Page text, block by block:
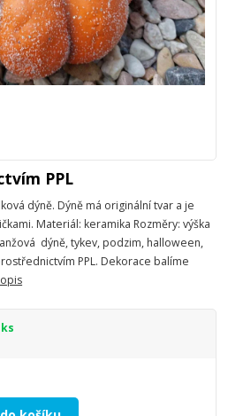
PPL
dýně. Dýně má originální tvar a je
Materiál: keramika Rozměry: výška
dýně, tykev, podzim, halloween,
PPL. Dekorace balíme